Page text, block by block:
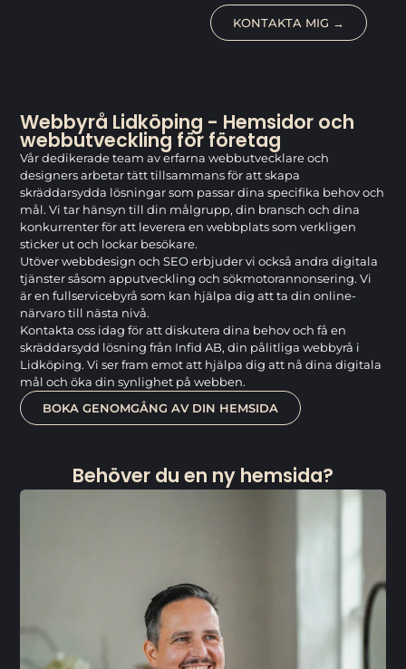
KONTAKTA MIG →
Webbyrå Lidköping - Hemsidor och
webbutveckling för företag
Vår dedikerade team av erfarna webbutvecklare och
designers arbetar tätt tillsammans för att skapa
skräddarsydda lösningar som passar dina specifika behov och
mål. Vi tar hänsyn till din målgrupp, din bransch och dina
konkurrenter för att leverera en webbplats som verkligen
sticker ut och lockar besökare.
Utöver webbdesign och SEO erbjuder vi också andra digitala
tjänster såsom apputveckling och sökmotorannonsering. Vi
är en fullservicebyrå som kan hjälpa dig att ta din online-
närvaro till nästa nivå.
Kontakta oss idag för att diskutera dina behov och få en
skräddarsydd lösning från Infid AB, din pålitliga webbyrå i
Lidköping. Vi ser fram emot att hjälpa dig att nå dina digitala
mål och öka din synlighet på webben.
BOKA GENOMGÅNG AV DIN HEMSIDA
Behöver du en ny hemsida?